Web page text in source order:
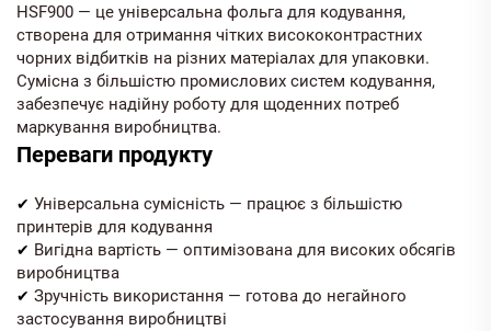
HSF900 — це універсальна фольга для кодування,
створена для отримання чітких висококонтрастних
чорних відбитків на різних матеріалах для упаковки.
Сумісна з більшістю промислових систем кодування,
забезпечує надійну роботу для щоденних потреб
маркування виробництва.
Переваги продукту
✔ Універсальна сумісність — працює з більшістю
принтерів для кодування
✔ Вигідна вартість — оптимізована для високих обсягів
виробництва
✔ Зручність використання — готова до негайного
застосування виробництві